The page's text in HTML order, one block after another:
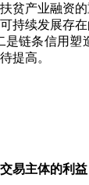
贫产业融资
持续发展存
链条信用塑
提高。
易主体的利益